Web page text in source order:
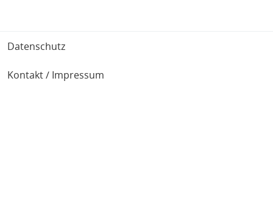
Fußbereich
Datenschutz
Kontakt / Impressum